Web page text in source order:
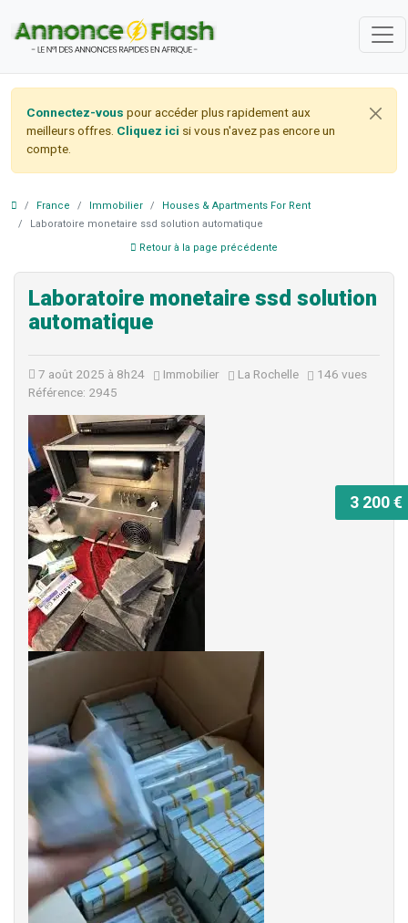
Connectez-vous pour accéder plus rapidement aux
meilleurs offres. Cliquez ici si vous n'avez pas encore un
compte.
France Immobilier
Houses & Apartments For Rent
Laboratoire monetaire ssd solution automatique
Retour à la page précédente
Laboratoire monetaire ssd solution
automatique
7 août 2025 à 8h24 Immobilier La Rochelle
146 vues
Référence: 2945
3 200 €